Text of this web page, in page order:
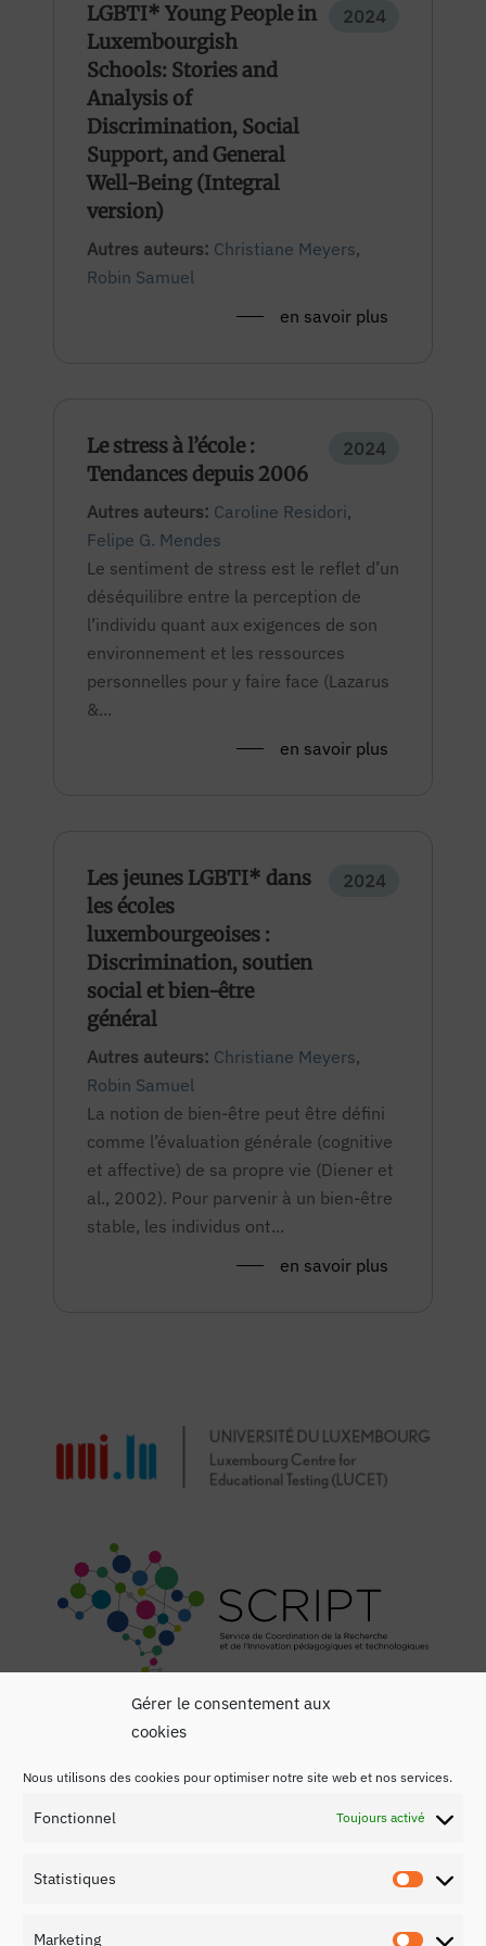
Gérer le consentement aux
cookies
Nous utilisons des cookies pour optimiser notre site web et nos services.
Fonctionnel Toujours activé
Statistiques
Marketing
LGBTI* Young People in
Luxembourgish
Schools: Stories and
Analysis of
Discrimination, Social
Support, and General
Well-Being (Integral
version)
2024
Autres auteurs: Christiane Meyers,
Robin Samuel
en savoir plus
Le stress à l’école :
Tendances depuis 2006
2024
Autres auteurs: Caroline Residori,
Felipe G. Mendes
Le sentiment de stress est le reflet d’un
déséquilibre entre la perception de
l’individu quant aux exigences de son
environnement et les ressources
personnelles pour y faire face (Lazarus
&...
en savoir plus
Les jeunes LGBTI* dans
les écoles
luxembourgeoises :
Discrimination, soutien
social et bien-être
général
2024
Autres auteurs: Christiane Meyers,
Robin Samuel
La notion de bien-être peut être défini
comme l’évaluation générale (cognitive
et affective) de sa propre vie (Diener et
al., 2002). Pour parvenir à un bien-être
stable, les individus ont...
en savoir plus
Politique de confidentialité